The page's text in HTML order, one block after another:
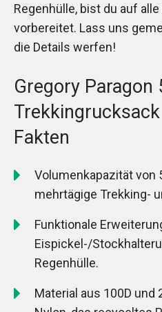
Regenhülle, bist du auf
vorbereitet. Lass uns
die Details werfen!
Gregory Paragon
Fakten
Volumenkapazität von
mehrtägige Trekking-
Funktionale
Eispickel-/
Regenhülle.
Material aus 100D und